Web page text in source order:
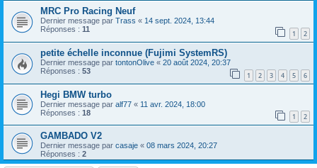
MRC Pro Racing Neuf
Dernier message par Trass « 14 sept. 2024, 13:44
Réponses : 11 1 2
petite échelle inconnue (Fujimi SystemRS)
Dernier message par tontonOlive « 20 août 2024, 20:37
Réponses : 53 1 2 3 4 5 6
Hegi BMW turbo
Dernier message par alf77 « 11 avr. 2024, 18:00
Réponses : 18 1 2
GAMBADO V2
Dernier message par casaje « 08 mars 2024, 20:27
Réponses : 2